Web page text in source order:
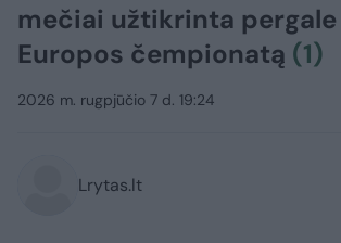
mečiai užtikrinta
Europos čempionatą (1)
2026 m. rugpjūčio 7 d. 19:24
Lrytas.lt